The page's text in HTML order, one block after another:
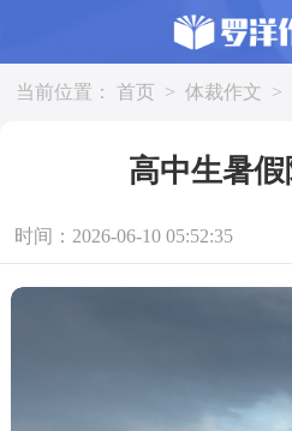
当前位置： 首页 > 体裁作文 >
高中生暑
时间：2026-06-10 05:52:35